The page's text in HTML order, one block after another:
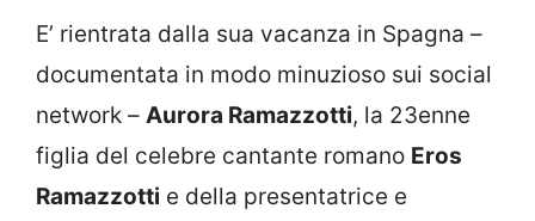
E’ rientrata dalla sua vacanza in Spagna –
documentata in modo minuzioso sui social
network – Aurora Ramazzotti, la 23enne
figlia del celebre cantante romano Eros
Ramazzotti e della presentatrice e